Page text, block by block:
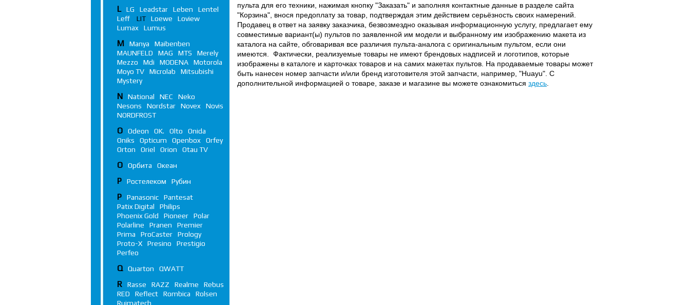
пульта для его техники, нажимая кнопку "Заказать" и заполняя контактные данные в разделе сайта
"Корзина", внося предоплату за товар, подтверждая этим действием серьёзность своих намерений.
Продавец в ответ на заявку заказчика, безвозмездно оказывая информационную услугу, предлагает ему
совместимые вариант(ы) пультов по заявленной им модели и выбранному им изображению макета из
каталога на сайте, обговаривая все различия пульта-аналога с оригинальным пультом, если они
имеются. Фактически, реализуемые товары не имеют брендовых надписей и логотипов, которые
изображены в каталоге и карточках товаров и на самих макетах пультов. На продаваемые товары может
быть нанесен номер запчасти и/или бренд изготовителя этой запчасти, например, "Huayu". С
дополнительной информацией о товаре, заказе и магазине вы можете ознакомиться здесь
L LG Leadstar Leben
Lentel
Leff
LIT Loewe
Loview
Lumax
Lumus
M Manya
Maibenben
MAUNFELD
MAG MTS
Merely
Mezzo
Mdi MODENA
Motorola
Moyo TV
Microlab
Mitsubishi
Mystery
N National NEC
Neko
Nesons
Nordstar Novex
Novis
NORDFROST
O Odeon OK. Olto
Onida
Oniks
Opticum Openbox
Orfey
Orton
Oriel Orion Otau TV
О Орбита Океан
Р Ростелеком Рубин
P Panasonic
Pantesat
Patix Digital
Philips
Phoenix Gold
Pioneer
Polar
Polarline
Pranen
Premier
Prima
ProCaster
Prology
Proto-X
Presino
Prestigio
Perfeo
Q Quarton QWATT
R Rasse RAZZ Realme
Rebus
RED
Reflect Rombica
Rolsen
Ruimatech